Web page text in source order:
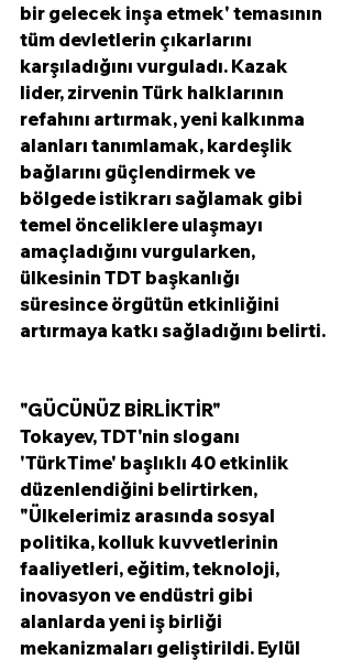
bir gelecek inşa etmek' temasının
tüm devletlerin çıkarlarını
karşıladığını vurguladı. Kazak
lider, zirvenin Türk halklarının
refahını artırmak, yeni kalkınma
alanları tanımlamak, kardeşlik
bağlarını güçlendirmek ve
bölgede istikrarı sağlamak gibi
temel önceliklere ulaşmayı
amaçladığını vurgularken,
ülkesinin TDT başkanlığı
süresince örgütün etkinliğini
artırmaya katkı sağladığını belirti.
"GÜCÜNÜZ BİRLİKTİR"
Tokayev, TDT'nin sloganı
'TürkTime' başlıklı 40 etkinlik
düzenlendiğini belirtirken,
"Ülkelerimiz arasında sosyal
politika, kolluk kuvvetlerinin
faaliyetleri, eğitim, teknoloji,
inovasyon ve endüstri gibi
alanlarda yeni iş birliği
mekanizmaları geliştirildi. Eylül